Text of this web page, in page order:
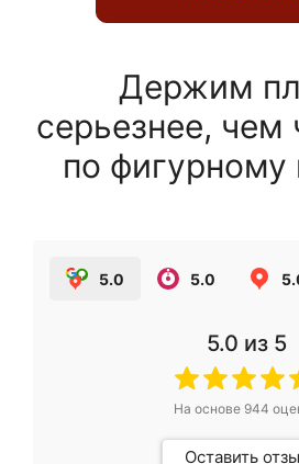
Держим
серьезнее,
по фигурному
5.0 5.0
5.0 из 5
На основе 944
Оставить